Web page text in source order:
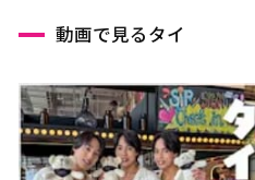
動画で見るタイ